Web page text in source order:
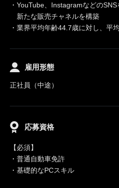
・YouTube、InstagramなどのSNS
新たな販売チャネルを構築
・業界平均年齢44.7歳に対し、平
雇用形態
正社員（中途）
応募資格
【必須】
・普通自動車免許
・基礎的なPCスキル